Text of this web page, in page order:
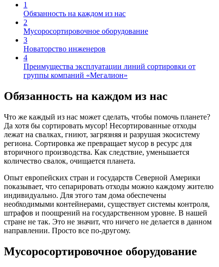
1
Обязанность на каждом из нас
2
Мусоросортировочное оборудование
3
Новаторство инженеров
4
Преимущества эксплуатации линий сортировки от
группы компаний «Мегалион»
Обязанность на каждом из нас
Что же каждый из нас может сделать, чтобы помочь планете?
Да хотя бы сортировать мусор! Несортированные отходы
лежат на свалках, гниют, загрязняя и разрушая экосистему
региона. Сортировка же превращает мусор в ресурс для
вторичного производства. Как следствие, уменьшается
количество свалок, очищается планета.
Опыт европейских стран и государств Северной Америки
показывает, что сепарировать отходы можно каждому жителю
индивидуально. Для этого там дома обеспечены
необходимыми контейнерами, существует системы контроля,
штрафов и поощрений на государственном уровне. В нашей
стране не так. Это не значит, что ничего не делается в данном
направлении. Просто все по-другому.
Мусоросортировочное оборудование